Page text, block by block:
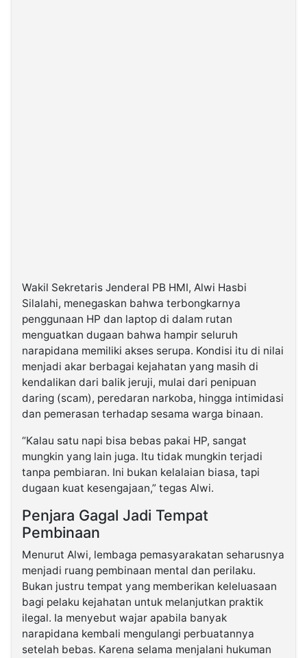
Wakil Sekretaris Jenderal PB HMI, Alwi Hasbi
Silalahi, menegaskan bahwa terbongkarnya
penggunaan HP dan laptop di dalam rutan
menguatkan dugaan bahwa hampir seluruh
narapidana memiliki akses serupa. Kondisi itu di nilai
menjadi akar berbagai kejahatan yang masih di
kendalikan dari balik jeruji, mulai dari penipuan
daring (scam), peredaran narkoba, hingga intimidasi
dan pemerasan terhadap sesama warga binaan.
“Kalau satu napi bisa bebas pakai HP, sangat
mungkin yang lain juga. Itu tidak mungkin terjadi
tanpa pembiaran. Ini bukan kelalaian biasa, tapi
dugaan kuat kesengajaan,” tegas Alwi.
Penjara Gagal Jadi Tempat
Pembinaan
Menurut Alwi, lembaga pemasyarakatan seharusnya
menjadi ruang pembinaan mental dan perilaku.
Bukan justru tempat yang memberikan keleluasaan
bagi pelaku kejahatan untuk melanjutkan praktik
ilegal. Ia menyebut wajar apabila banyak
narapidana kembali mengulangi perbuatannya
setelah bebas. Karena selama menjalani hukuman